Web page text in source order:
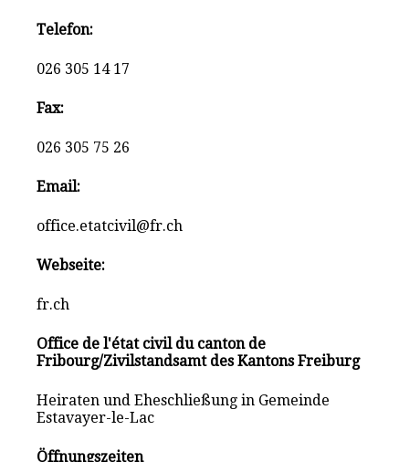
Telefon:
026 305 14 17
Fax:
026 305 75 26
Email:
office.etatcivil@fr.ch
Webseite:
fr.ch
Office de l'état civil du canton de
Fribourg/Zivilstandsamt des Kantons Freiburg
Heiraten und Eheschließung in Gemeinde
Estavayer-le-Lac
Öffnungszeiten